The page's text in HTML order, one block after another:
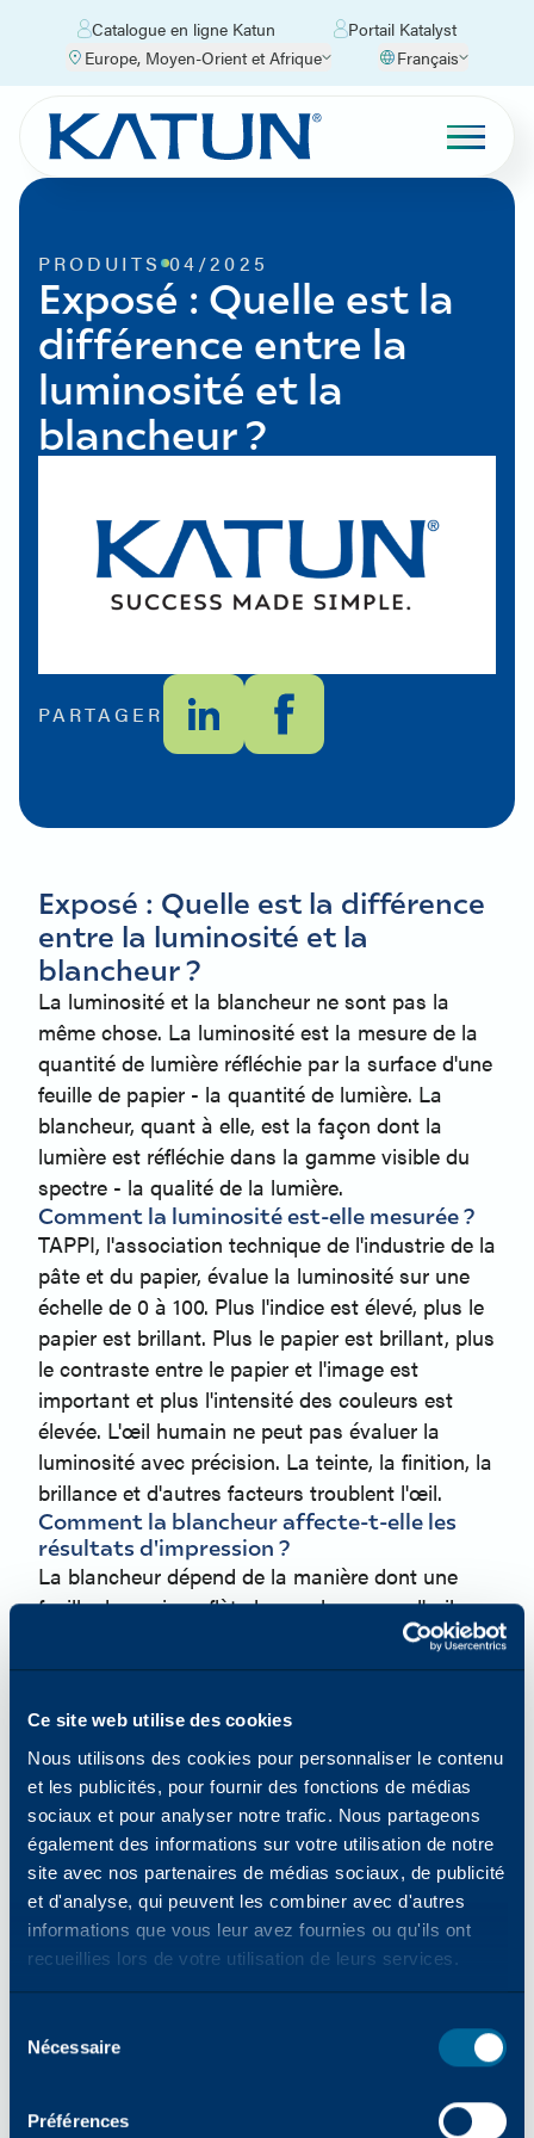
Ce site web utilise des cookies
Nous utilisons des cookies pour personnaliser le contenu
et les publicités, pour fournir des fonctions de médias
sociaux et pour analyser notre trafic. Nous partageons
également des informations sur votre utilisation de notre
site avec nos partenaires de médias sociaux, de publicité
et d'analyse, qui peuvent les combiner avec d'autres
informations que vous leur avez fournies ou qu'ils ont
recueillies lors de votre utilisation de leurs services.
desNécessaire
Préférences
Catalogue en ligne Katun
Portail Katalyst
Europe, Moyen-Orient et Afrique
Français
PRODUITS 04/2025
Exposé : Quelle est la
différence entre la
luminosité et la
blancheur ?
PARTAGER
Exposé : Quelle est la différence
entre la luminosité et la
blancheur ?
La luminosité et la blancheur ne sont pas la
même chose. La luminosité est la mesure de la
quantité de lumière réfléchie par la surface d'une
feuille de papier - la quantité de lumière. La
blancheur, quant à elle, est la façon dont la
lumière est réfléchie dans la gamme visible du
spectre - la qualité de la lumière.
Comment la luminosité est-elle mesurée ?
TAPPI, l'association technique de l'industrie de la
pâte et du papier, évalue la luminosité sur une
échelle de 0 à 100. Plus l'indice est élevé, plus le
papier est brillant. Plus le papier est brillant, plus
le contraste entre le papier et l'image est
important et plus l'intensité des couleurs est
élevée. L'œil humain ne peut pas évaluer la
luminosité avec précision. La teinte, la finition, la
brillance et d'autres facteurs troublent l'œil.
Comment la blancheur affecte-t-elle les
résultats d'impression ?
La blancheur dépend de la manière dont une
feuille de papier reflète les couleurs vers l'œil.
Une feuille de papier blanc bleuté reflète
davantage la lumière dans la gamme
excellent choix pour l'impression de couleurs
froides telles que les bleus et les noirs, ainsi que
pour le contraste. L'œil humain perçoit souvent
les blancs bleus comme plus lumineux qu'ils ne
le sont en réalité. Les blancs chauds reflètent
davantage la gamme rouge/orange du spectre
visible et constituent un excellent choix pour
l'impression de couleurs chaudes telles que les
du spectre visible de manière égale et
permettent une reproduction fidèle des couleurs.